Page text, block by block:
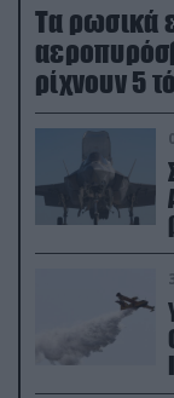
Τα ρωσικά
ρίχνουν 5